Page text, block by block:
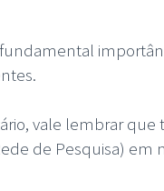
vale lembrar
de Pesquisa)